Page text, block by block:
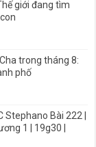
giới đang tìm
trong tháng 8:
phố
Stephano Bài 222 |
1 | 19g30 |